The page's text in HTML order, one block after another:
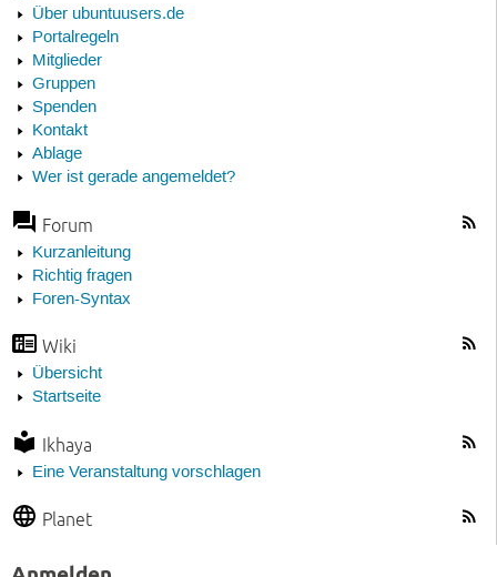
Über ubuntuusers.de
Portalregeln
Mitglieder
Gruppen
Spenden
Kontakt
Ablage
Wer ist gerade angemeldet?
Forum
Kurzanleitung
Richtig fragen
Foren-Syntax
Wiki
Übersicht
Startseite
Ikhaya
Eine Veranstaltung vorschlagen
Planet